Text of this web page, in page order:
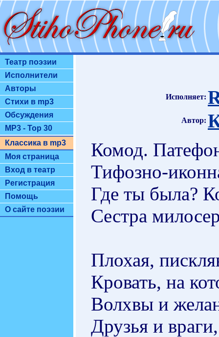
Театр поэзии
Исполнители
Авторы
Стихи в mp3
Обсуждения
MP3 - Top 30
Классика в mp3
Моя страница
Вход в театр
Регистрация
Помощь
О сайте поэзии
Исполняет:
Автор:
Комод.
Тифозно-
Где ты была?
Сестра
Плохая,
Кровать, на
Волхвы и
Друзья и